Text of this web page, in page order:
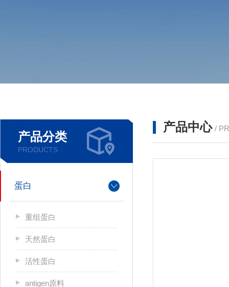
产品分类
PRODUCTS
蛋白
重组蛋白
天然蛋白
活性蛋白
antigen原料
产品中心 /